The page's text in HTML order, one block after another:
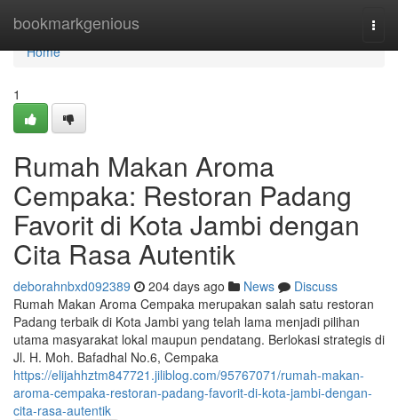
bookmarkgenious
Home
Home
1
Rumah Makan Aroma
Cempaka: Restoran Padang
Favorit di Kota Jambi dengan
Cita Rasa Autentik
deborahnbxd092389 204 days ago News
Discuss
Rumah Makan Aroma Cempaka merupakan salah satu restoran
Padang terbaik di Kota Jambi yang telah lama menjadi pilihan
utama masyarakat lokal maupun pendatang. Berlokasi strategis di
Jl. H. Moh. Bafadhal No.6, Cempaka
https://elijahhztm847721.jiliblog.com/95767071/rumah-makan-
aroma-cempaka-restoran-padang-favorit-di-kota-jambi-dengan-
cita-rasa-autentik